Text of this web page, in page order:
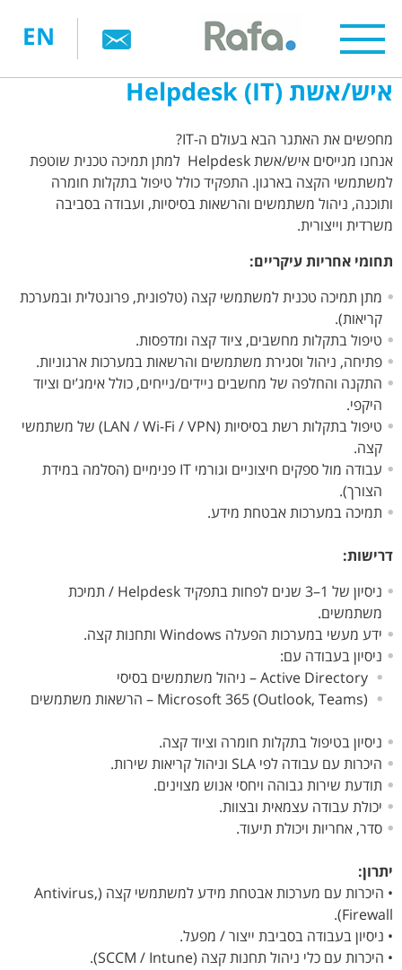
לתוכן
EN
איש/אשת Helpdesk (IT)
מחפשים את האתגר הבא בעולם ה-IT?
אנחנו מגייסים איש/אשת Helpdesk למתן תמיכה טכנית שוטפת
למשתמשי הקצה בארגון. התפקיד כולל טיפול בתקלות חומרה
ותוכנה, ניהול משתמשים והרשאות בסיסיות, ועבודה בסביבה
משרדית וייצורית.
תחומי אחריות עיקריים:
מתן תמיכה טכנית למשתמשי קצה (טלפונית, פרונטלית ובמערכת
קריאות).
טיפול בתקלות מחשבים, ציוד קצה ומדפסות.
פתיחה, ניהול וסגירת משתמשים והרשאות במערכות ארגוניות.
התקנה והחלפה של מחשבים ניידים/נייחים, כולל אימג’ים וציוד
היקפי.
טיפול בתקלות רשת בסיסיות (LAN / Wi-Fi / VPN) של משתמשי
קצה.
עבודה מול ספקים חיצוניים וגורמי IT פנימיים (הסלמה במידת
הצורך).
תמיכה במערכות אבטחת מידע.
דרישות:
ניסיון של 1–3 שנים לפחות בתפקיד Helpdesk / תמיכת
משתמשים.
ידע מעשי במערכות הפעלה Windows ותחנות קצה.
ניסיון בעבודה עם:
ניסיון בטיפול בתקלות חומרה וציוד קצה.
היכרות עם עבודה לפי SLA וניהול קריאות שירות.
תודעת שירות גבוהה ויחסי אנוש מצוינים.
יכולת עבודה עצמאית ובצוות.
סדר, אחריות ויכולת תיעוד.
יתרון:
• היכרות עם מערכות אבטחת מידע למשתמשי קצה (Antivirus,
Firewall).
• ניסיון בעבודה בסביבת ייצור / מפעל.
• היכרות עם כלי ניהול תחנות קצה (SCCM / Intune).